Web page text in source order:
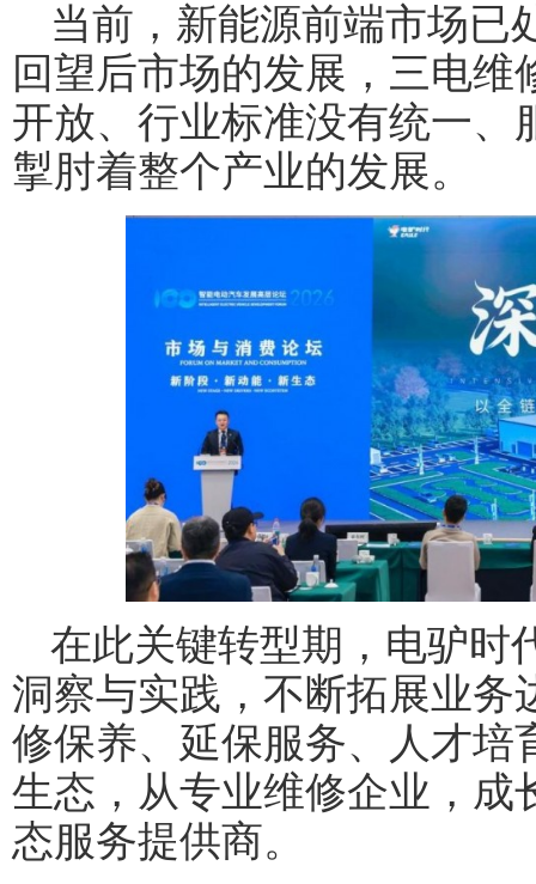
当前，新能源前端市场已
回望后市场的发展，三电
开放、行业标准没有统一、
掣肘着整个产业的发展。
在此关键转型期，电驴时
洞察与实践，不断拓展业务
修保养、延保服务、人才培
生态，从专业维修企业，成
态服务提供商。